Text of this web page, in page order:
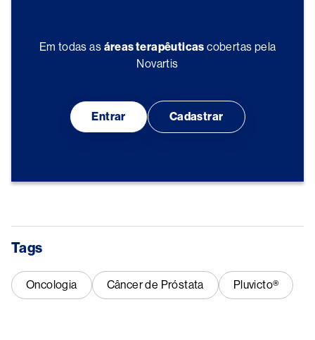
Em todas as áreas terapêuticas cobertas pela
Novartis
Entrar Cadastrar
Tags
Oncologia Câncer de Próstata Pluvicto®